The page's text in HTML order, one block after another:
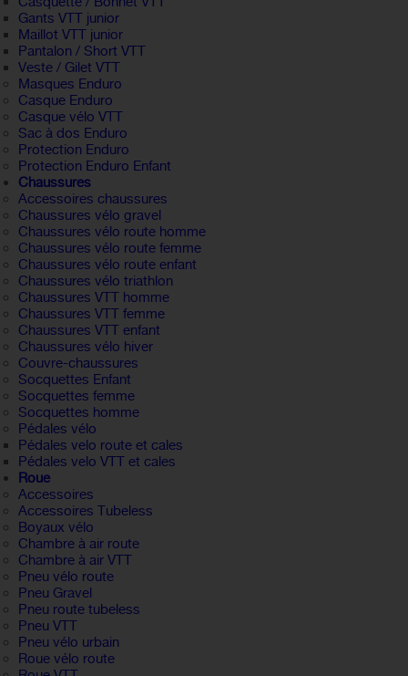
Gants VTT junior
Maillot VTT junior
Pantalon / Short VTT
Veste / Gilet VTT
Masques Enduro
Casque Enduro
Casque vélo VTT
Sac à dos Enduro
Protection Enduro
Protection Enduro Enfant
Chaussures
Accessoires chaussures
Chaussures vélo gravel
Chaussures vélo route homme
Chaussures vélo route femme
Chaussures vélo route enfant
Chaussures vélo triathlon
Chaussures VTT homme
Chaussures VTT femme
Chaussures VTT enfant
Chaussures vélo hiver
Couvre-chaussures
Socquettes Enfant
Socquettes femme
Socquettes homme
Pédales vélo
Pédales velo route et cales
Pédales velo VTT et cales
Roue
Accessoires
Accessoires Tubeless
Boyaux vélo
Chambre à air route
Chambre à air VTT
Pneu vélo route
Pneu Gravel
Pneu route tubeless
Pneu VTT
Pneu vélo urbain
Roue vélo route